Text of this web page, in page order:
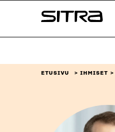
sisältöön
Sitra
ETUSIVU IHMISET